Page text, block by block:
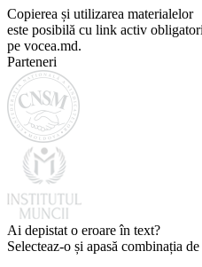
Copierea și utilizarea materialelor
este posibilă cu link activ
pe vocea.md.
Parteneri
Ai depistat o eroare în text?
Selecteaz-o și apasă combinația